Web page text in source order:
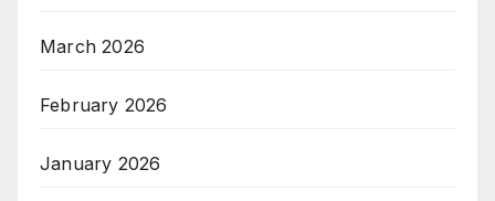
March 2026
February 2026
January 2026